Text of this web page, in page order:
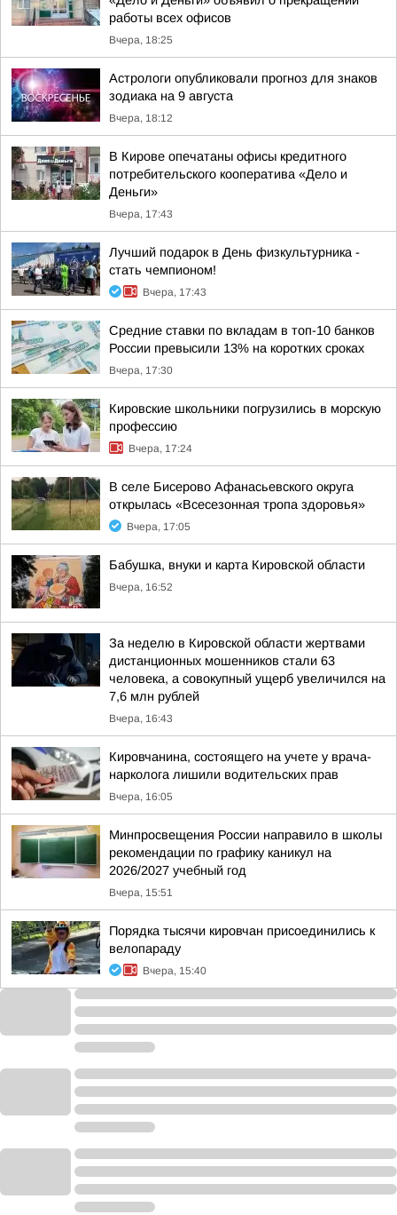
работы всех офисов
Вчера, 18:25
Астрологи опубликовали прогноз для знаков
зодиака на 9 августа
Вчера, 18:12
В Кирове опечатаны офисы кредитного
потребительского кооператива «Дело и
Деньги»
Вчера, 17:43
Лучший подарок в День физкультурника -
стать чемпионом!
Вчера, 17:43
Средние ставки по вкладам в топ-10 банков
России превысили 13% на коротких сроках
Вчера, 17:30
Кировские школьники погрузились в морскую
профессию
Вчера, 17:24
В селе Бисерово Афанасьевского округа
открылась «Всесезонная тропа здоровья»
Вчера, 17:05
Бабушка, внуки и карта Кировской области
Вчера, 16:52
За неделю в Кировской области жертвами
дистанционных мошенников стали 63
человека, а совокупный ущерб увеличился на
7,6 млн рублей
Вчера, 16:43
Кировчанина, состоящего на учете у врача-
нарколога лишили водительских прав
Вчера, 16:05
Минпросвещения России направило в школы
рекомендации по графику каникул на
2026/2027 учебный год
Вчера, 15:51
Порядка тысячи кировчан присоединились к
велопараду
Вчера, 15:40